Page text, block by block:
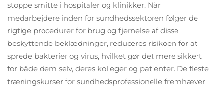
stoppe smitte i hospitaler og klinikker. Når
medarbejdere inden for sundhedssektoren følger de
rigtige procedurer for brug og fjernelse af disse
beskyttende beklædninger, reduceres risikoen for at
sprede bakterier og virus, hvilket gør det mere sikkert
for både dem selv, deres kolleger og patienter. De fleste
træningskurser for sundhedsprofessionelle fremhæver